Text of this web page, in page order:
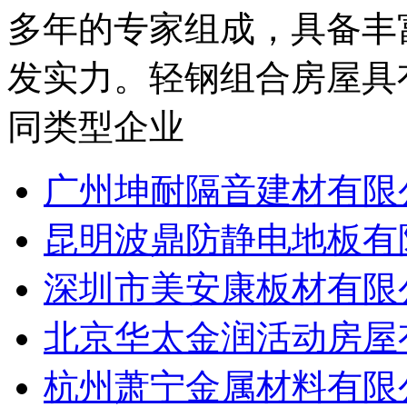
多年的专家组成，具备
发实力。轻钢组合房屋
同类型企业
广州坤耐隔音建材有
昆明波鼎防静电地板
深圳市美安康板材有限
北京华太金润活动房
杭州萧宁金属材料有限